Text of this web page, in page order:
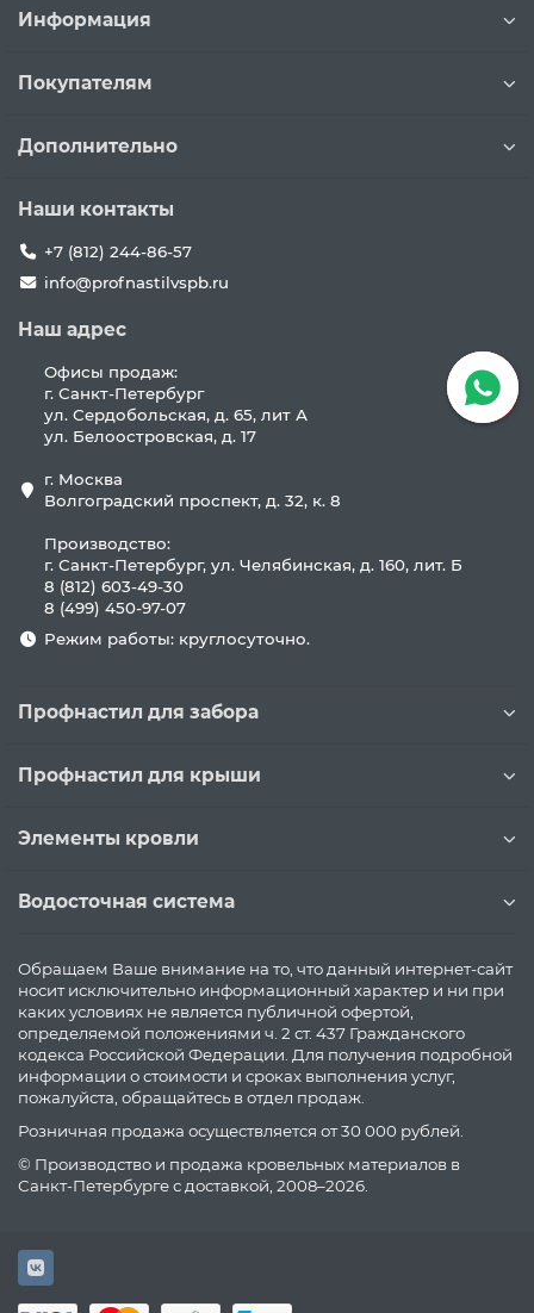
Информация
Покупателям
Дополнительно
Наши контакты
+7 (812) 244-86-57
info@profnastilvspb.ru
Наш адрес
Офисы продаж:
г. Санкт-Петербург
ул. Сердобольская, д. 65, лит А
ул. Белоостровская, д. 17
г. Москва
Волгоградский проспект, д. 32, к. 8
Производство:
г. Санкт-Петербург, ул. Челябинская, д. 160, лит. Б
8 (812) 603-49-30
8 (499) 450-97-07
Режим работы: круглосуточно.
Профнастил для забора
Профнастил для крыши
Элементы кровли
Водосточная система
Обращаем Ваше внимание на то, что данный интернет-сайт
носит исключительно информационный характер и ни при
каких условиях не является публичной офертой,
определяемой положениями ч. 2 ст. 437 Гражданского
кодекса Российской Федерации. Для получения подробной
информации о стоимости и сроках выполнения услуг,
пожалуйста, обращайтесь в отдел продаж.
Розничная продажа осуществляется от 30 000 рублей.
© Производство и продажа кровельных материалов в
Санкт-Петербурге с доставкой, 2008–2026.